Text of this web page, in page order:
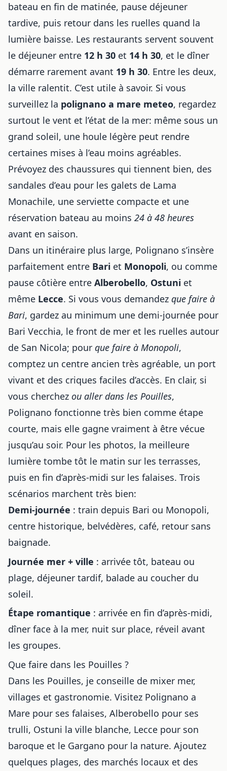
bateau en fin de matinée, pause déjeuner
tardive, puis retour dans les ruelles quand la
lumière baisse. Les restaurants servent souvent
le déjeuner entre 12 h 30 et 14 h 30, et le dîner
démarre rarement avant 19 h 30. Entre les deux,
la ville ralentit. C’est utile à savoir. Si vous
surveillez la polignano a mare meteo, regardez
surtout le vent et l’état de la mer: même sous un
grand soleil, une houle légère peut rendre
certaines mises à l’eau moins agréables.
Prévoyez des chaussures qui tiennent bien, des
sandales d’eau pour les galets de Lama
Monachile, une serviette compacte et une
réservation bateau au moins 24 à 48 heures
avant en saison.
Dans un itinéraire plus large, Polignano s’insère
parfaitement entre Bari et Monopoli, ou comme
pause côtière entre Alberobello, Ostuni et
même Lecce. Si vous vous demandez que faire à
Bari, gardez au minimum une demi-journée pour
Bari Vecchia, le front de mer et les ruelles autour
de San Nicola; pour que faire à Monopoli,
comptez un centre ancien très agréable, un port
vivant et des criques faciles d’accès. En clair, si
vous cherchez ou aller dans les Pouilles,
Polignano fonctionne très bien comme étape
courte, mais elle gagne vraiment à être vécue
jusqu’au soir. Pour les photos, la meilleure
lumière tombe tôt le matin sur les terrasses,
puis en fin d’après-midi sur les falaises. Trois
scénarios marchent très bien:
Demi-journée : train depuis Bari ou Monopoli,
centre historique, belvédères, café, retour sans
baignade.
Journée mer + ville : arrivée tôt, bateau ou
plage, déjeuner tardif, balade au coucher du
soleil.
Étape romantique : arrivée en fin d’après-midi,
dîner face à la mer, nuit sur place, réveil avant
les groupes.
Que faire dans les Pouilles ?
Dans les Pouilles, je conseille de mixer mer,
villages et gastronomie. Visitez Polignano a
Mare pour ses falaises, Alberobello pour ses
trulli, Ostuni la ville blanche, Lecce pour son
baroque et le Gargano pour la nature. Ajoutez
quelques plages, des marchés locaux et des